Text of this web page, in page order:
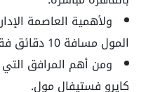
ولأهمية العاصمة
المول مسافة 10 دقائق فقط.
ومن أهم المرافق
كايرو فستيفال مول.